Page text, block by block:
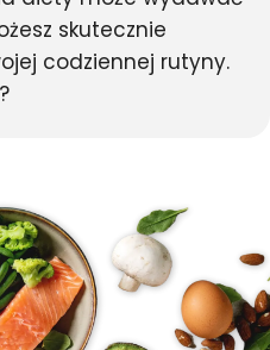
skutecznie
codziennej rutyny.